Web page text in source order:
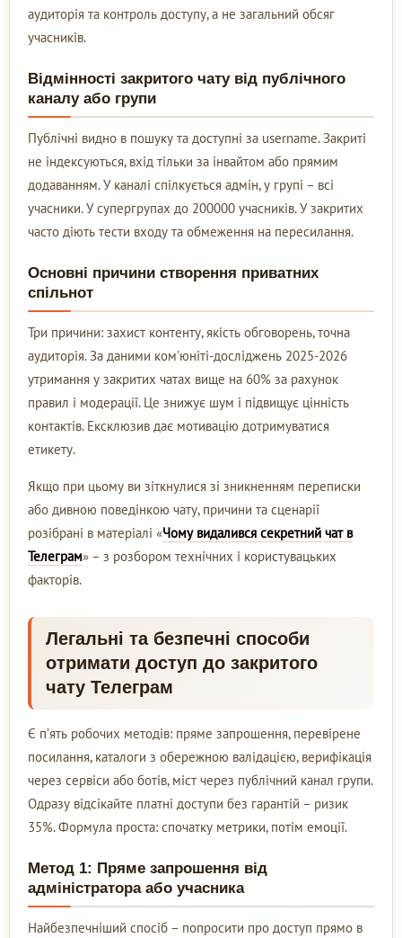
аудиторія та контроль доступу, а не загальний обсяг
учасників.
Відмінності закритого чату від публічного
каналу або групи
Публічні видно в пошуку та доступні за username. Закриті
не індексуються, вхід тільки за інвайтом або прямим
додаванням. У каналі спілкується адмін, у групі – всі
учасники. У супергрупах до 200000 учасників. У закритих
часто діють тести входу та обмеження на пересилання.
Основні причини створення приватних
спільнот
Три причини: захист контенту, якість обговорень, точна
аудиторія. За даними ком’юніті-досліджень 2025-2026
утримання у закритих чатах вище на 60% за рахунок
правил і модерації. Це знижує шум і підвищує цінність
контактів. Ексклюзив дає мотивацію дотримуватися
етикету.
Якщо при цьому ви зіткнулися зі зникненням переписки
або дивною поведінкою чату, причини та сценарії
розібрані в матеріалі «Чому видалився секретний чат в
Телеграм» – з розбором технічних і користувацьких
факторів.
Легальні та безпечні способи
отримати доступ до закритого
чату Телеграм
Є п’ять робочих методів: пряме запрошення, перевірене
посилання, каталоги з обережною валідацією, верифікація
через сервіси або ботів, міст через публічний канал групи.
Одразу відсікайте платні доступи без гарантій – ризик
35%. Формула проста: спочатку метрики, потім емоції.
Метод 1: Пряме запрошення від
адміністратора або учасника
Найбезпечніший спосіб – попросити про доступ прямо в